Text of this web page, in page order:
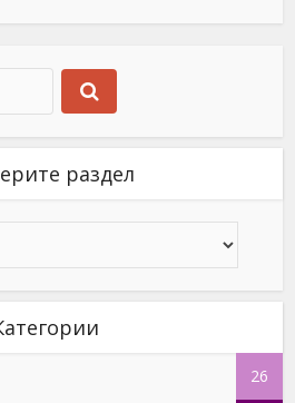
раздел
26